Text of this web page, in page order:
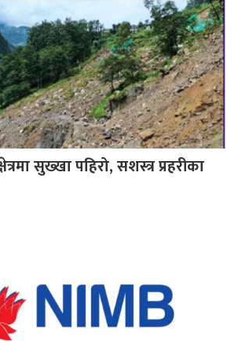
सुख्खा पहिरो, सशस्त्र प्रहरीका